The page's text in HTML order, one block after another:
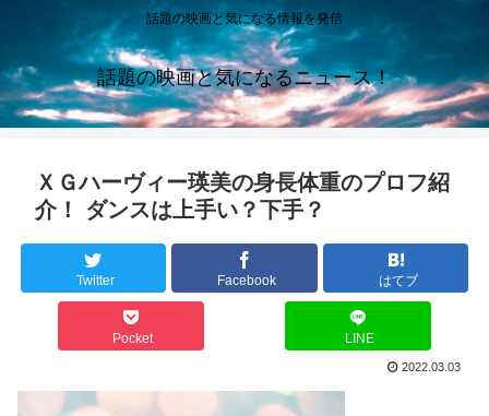
話題の映画と気になる情報を発信
話題の映画と気になるニュース！
ＸＧハーヴィー瑛美の身長体重のプロフ紹
介！ ダンスは上手い？下手？
Twitter Facebook はてブ
Pocket LINE
2022.03.03